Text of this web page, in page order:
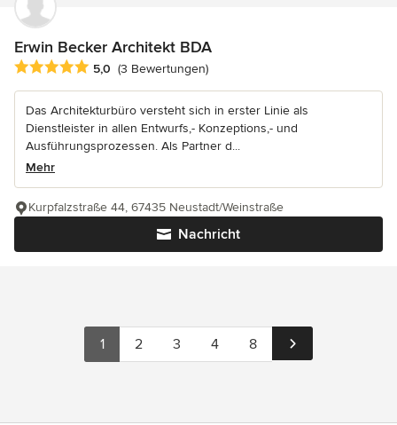
Erwin Becker Architekt BDA
Durchschnittliche Bewertung: 5 von 5 Sternen
5,0 (3 Bewertungen)
Das Architekturbüro versteht sich in erster Linie als
Dienstleister in allen Entwurfs,- Konzeptions,- und
Ausführungsprozessen. Als Partner d...
Mehr
Nachricht
Kurpfalzstraße 44, 67435 Neustadt/Weinstraße
1 2 3 4 8